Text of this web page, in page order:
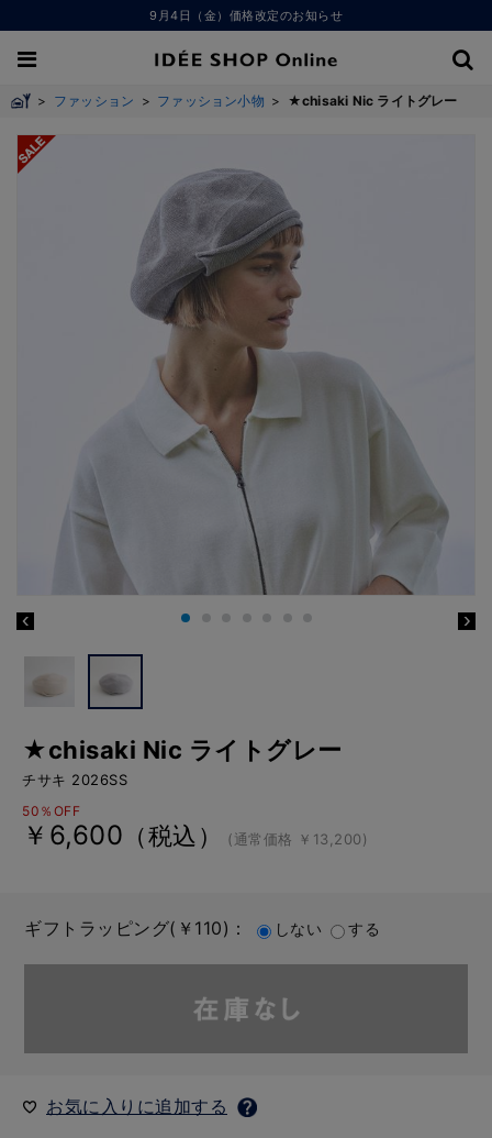
9月4日（金）価格改定のお知らせ
> ファッション > ファッション小物 > ★chisaki Nic ライトグレー
★chisaki Nic ライトグレー
チサキ 2026SS
50％OFF
￥6,600 （税込） (通常価格 ￥13,200)
ギフトラッピング(￥110)： しない する
お気に入りに追加する